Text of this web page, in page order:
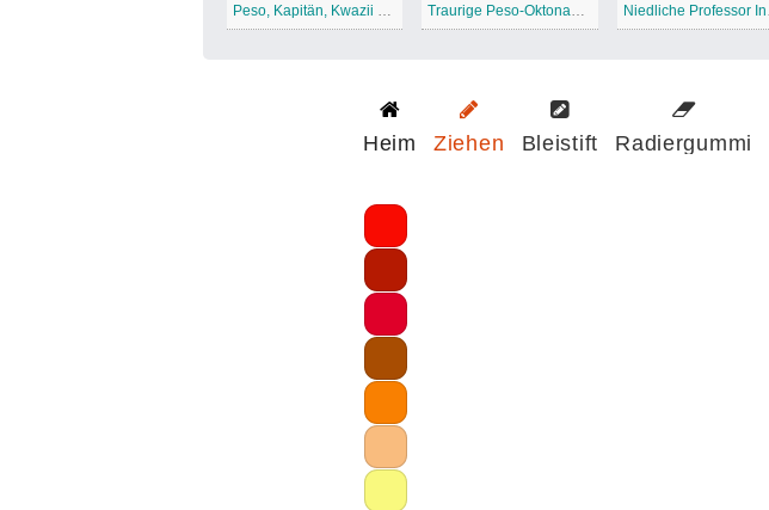
Heim Ziehen Bleistift Radiergummi